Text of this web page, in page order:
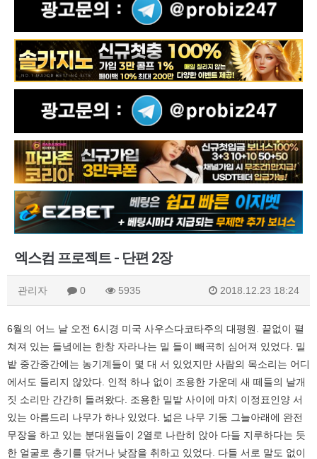
엑스컴 프로젝트 - 단편 2장
관리자 0 5935 2018.12.23 18:24
6월의 어느 날 오전 6시경 미국 사우스다코타주의 대평원. 끝없이 펼
쳐져 있는 들녘에는 한창 자라나는 밀 들이 빼곡히 심어져 있었다. 밀
밭 중간중간에는 농기계들이 몇 대 서 있었지만 사람의 목소리는 어디
에서도 들리지 않았다. 인적 하나 없이 조용한 가운데 새 떼들의 날개
짓 소리만 간간히 들려왔다. 조용한 밀밭 사이에 마치 이정표인양 서
있는 아름드리 나무가 하나 있었다. 넓은 나무 기둥 그늘아래에 완전
무장을 하고 있는 분대원들이 2열로 나란히 앉아 다들 지루하다는 듯
한 얼굴로 총기를 닦거나 낮잠을 취하고 있었다. 다들 서로 말도 없이